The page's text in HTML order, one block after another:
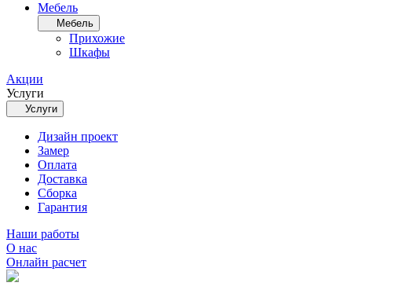
Мебель
Мебель
Прихожие
Шкафы
Акции
Услуги
Услуги
Дизайн проект
Замер
Оплата
Доставка
Сборка
Гарантия
Наши работы
О нас
Онлайн расчет